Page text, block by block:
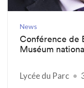
News
Conférence de
Muséum
Lycée du Parc